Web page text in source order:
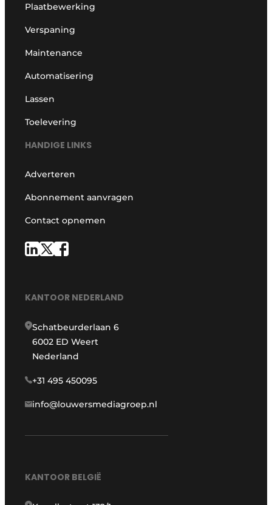
Plaatbewerking
Verspaning
Maintenance
Automatisering
Lassen
Toelevering
HANDIGE LINKS
Adverteren
Abonnement aanvragen
Contact opnemen
KANTOOR NEDERLAND
Schatbeurderlaan 6
6002 ED Weert
Nederland
+31 495 450095
info@louwersmediagroep.nl
KANTOOR BELGIË